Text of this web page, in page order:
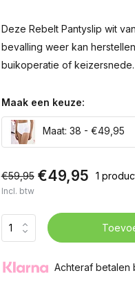
Deze Rebelt Pantyslip wit
bevalling weer kan
buikoperatie of
Maak een keuze:
Maat: 38 - €49,95
€59,95 €49,95 1
Incl. btw
Achteraf betalen